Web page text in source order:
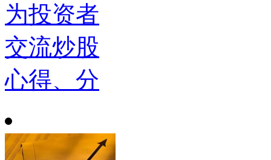
为投资者
交流炒股
心得、分